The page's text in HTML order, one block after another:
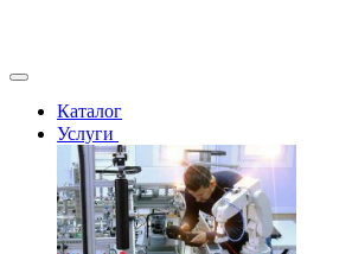
Каталог
Услуги